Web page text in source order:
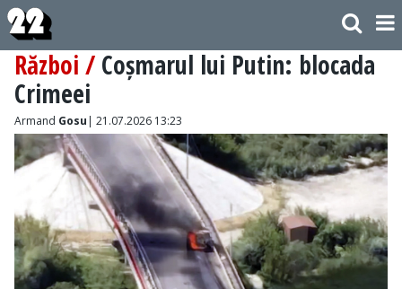
Război / Coșmarul lui Putin: blocada
Crimeei
Armand Gosu | 21.07.2026 13:23